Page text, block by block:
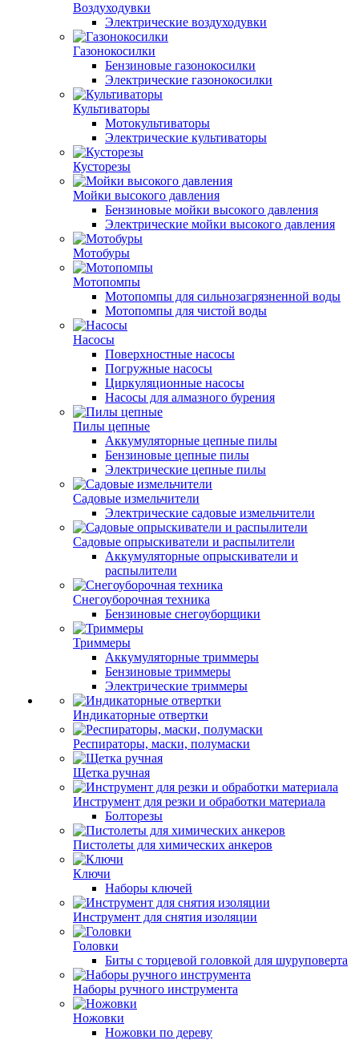
Воздуходувки
Электрические воздуходувки
Газонокосилки
Бензиновые газонокосилки
Электрические газонокосилки
Культиваторы
Мотокультиваторы
Электрические культиваторы
Кусторезы
Мойки высокого давления
Бензиновые мойки высокого давления
Электрические мойки высокого давления
Мотобуры
Мотопомпы
Мотопомпы для сильнозагрязненной воды
Мотопомпы для чистой воды
Насосы
Поверхностные насосы
Погружные насосы
Циркуляционные насосы
Насосы для алмазного бурения
Пилы цепные
Аккумуляторные цепные пилы
Бензиновые цепные пилы
Электрические цепные пилы
Садовые измельчители
Электрические садовые измельчители
Садовые опрыскиватели и распылители
Аккумуляторные опрыскиватели и
распылители
Снегоуборочная техника
Бензиновые снегоуборщики
Триммеры
Аккумуляторные триммеры
Бензиновые триммеры
Электрические триммеры
Индикаторные отвертки
Респираторы, маски, полумаски
Щетка ручная
Инструмент для резки и обработки материала
Болторезы
Пистолеты для химических анкеров
Ключи
Наборы ключей
Инструмент для снятия изоляции
Головки
Биты с торцевой головкой для шуруповерта
Наборы ручного инструмента
Ножовки
Ножовки по дереву